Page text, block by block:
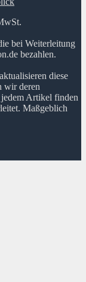
bei Weiterleitung
bezahlen.
diese
wir deren
Artikel finden
Maßgeblich